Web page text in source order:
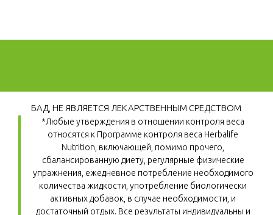
БАД, НЕ ЯВЛЯЕТСЯ ЛЕКАРСТВЕННЫМ СРЕДСТВОМ
*Любые утверждения в отношении контроля веса
относятся к Программе контроля веса Herbalife
Nutrition, включающей, помимо прочего,
сбалансированную диету, регулярные физические
упражнения, ежедневное потребление необходимого
количества жидкости, употребление биологически
активных добавок, в случае необходимости, и
достаточный отдых. Все результаты индивидуальны и